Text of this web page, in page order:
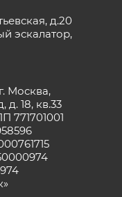
д.20
эскалатор,
Москва,
18, кв.33
771701001